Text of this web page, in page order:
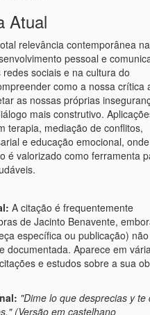
Atual
relevância contemporânea
pessoal e
sociais e na cultura do
como a nossa crítica
as nossas próprias
mais construtivo.
terapia, mediação de conflitos,
e educação emocional,
é valorizado como ferramenta
A citação é frequentemente
de Jacinto Benavente,
específica ou publicação)
documentada. Aparece em
e estudos sobre a sua
"Dime lo que desprecias y te
(Versão em castelhano